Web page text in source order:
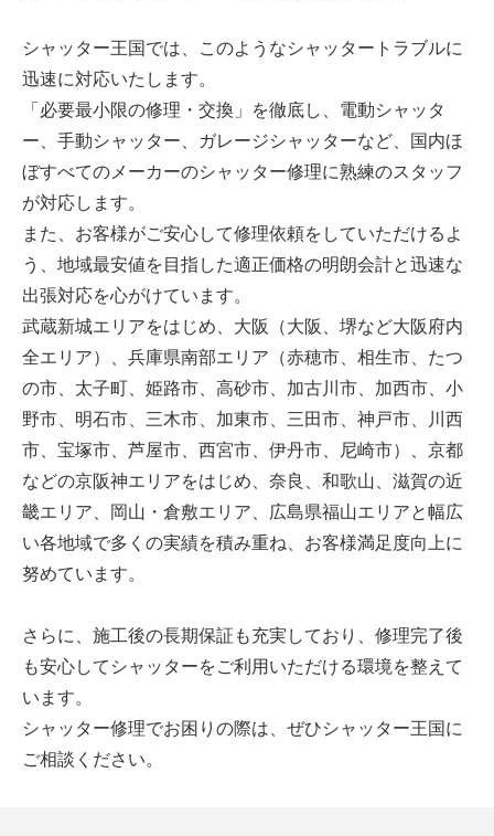
シャッター王国では、このようなシャッタートラブルに
迅速に対応いたします。
「必要最小限の修理・交換」を徹底し、電動シャッタ
ー、手動シャッター、ガレージシャッターなど、国内ほ
ぼすべてのメーカーのシャッター修理に熟練のスタッフ
が対応します。
また、お客様がご安心して修理依頼をしていただけるよ
う、地域最安値を目指した適正価格の明朗会計と迅速な
出張対応を心がけています。
武蔵新城エリアをはじめ、大阪（大阪、堺など大阪府内
全エリア）、兵庫県南部エリア（赤穂市、相生市、たつ
の市、太子町、姫路市、高砂市、加古川市、加西市、小
野市、明石市、三木市、加東市、三田市、神戸市、川西
市、宝塚市、芦屋市、西宮市、伊丹市、尼崎市）、京都
などの京阪神エリアをはじめ、奈良、和歌山、滋賀の近
畿エリア、岡山・倉敷エリア、広島県福山エリアと幅広
い各地域で多くの実績を積み重ね、お客様満足度向上に
努めています。
さらに、施工後の長期保証も充実しており、修理完了後
も安心してシャッターをご利用いただける環境を整えて
います。
シャッター修理でお困りの際は、ぜひシャッター王国に
ご相談ください。